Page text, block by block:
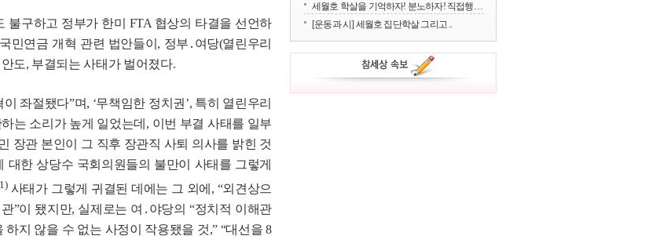
불구하고 정부가 한미 FTA 협상의 타결을 선언하
민연금 개혁 관련 법안들이, 정부․여당(열린우리
도, 부결되는 사태가 벌어졌다.
좌절됐다”며, ‘무책임한 정치권’, 특히 열린우리
는 소리가 높게 일었는데, 이번 부결 사태를 일부
장관 본인이 그 직후 장관직 사퇴 의사를 밝힌 것
한 상당수 국회의원들의 불만이 사태를 그렇게
1)사태가 그렇게 귀결된 데에는 그 외에, “외견상으
”이 됐지만, 실제로는 여․야당의 “정치적 이해관
지 않을 수 없는 사정이 작용됐을 것,” “대선을 8
세월호 학살을 기억하자! 분노하자! 직접행동으로 세상을 바꾸자!
[운동과 시] 세월호 집단학살 그리고 ..